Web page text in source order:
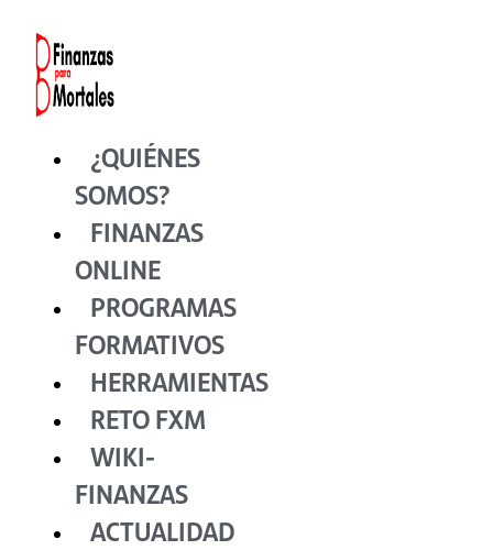
contenido
¿QUIÉNES
SOMOS?
FINANZAS
ONLINE
PROGRAMAS
FORMATIVOS
HERRAMIENTAS
RETO FXM
WIKI-
FINANZAS
ACTUALIDAD